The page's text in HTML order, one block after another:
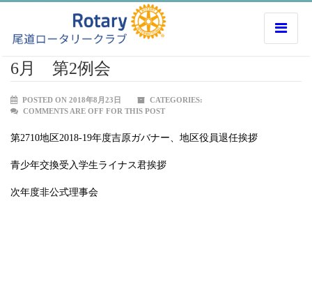
6月 第2例会
POSTED ON 2018年8月23日
CATEGORIES:
COMMENTS ARE OFF FOR THIS POST
第2710地区2018-19年度吉原ガバナー、地区役員退任挨拶
青少年交換受入学生ライナス君挨拶
次年度非公式理事会